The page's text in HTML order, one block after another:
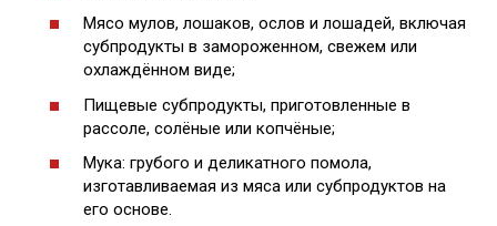
Мясо мулов, лошаков, ослов и лошадей, включая
субпродукты в замороженном, свежем или
охлаждённом виде;
Пищевые субпродукты, приготовленные в
рассоле, солёные или копчёные;
Мука: грубого и деликатного помола,
изготавливаемая из мяса или субпродуктов на
его основе.